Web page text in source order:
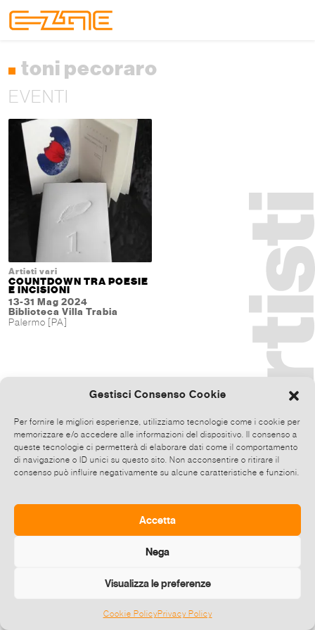
Gestisci Consenso Cookie
Per fornire le migliori esperienze, utilizziamo tecnologie come i cookie per
memorizzare e/o accedere alle informazioni del dispositivo. Il consenso a
queste tecnologie ci permetterà di elaborare dati come il comportamento
di navigazione o ID unici su questo sito. Non acconsentire o ritirare il
consenso può influire negativamente su alcune caratteristiche e funzioni.
Accetta
Nega
Visualizza le preferenze
Cookie PolicyPrivacy Policy
toni pecoraro
EVENTI
Artisti vari
COUNTDOWN TRA POESIE
E INCISIONI
13-31 Mag 2024
Biblioteca Villa Trabia
Palermo [PA]
©2026 E-zine